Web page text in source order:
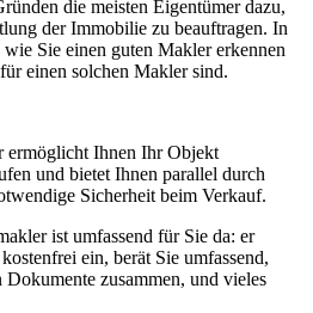
die meisten Eigentümer dazu,
der Immobilie zu beauftragen. In
Sie einen guten Makler erkennen
einen solchen Makler sind.
ermöglicht Ihnen Ihr Objekt
und bietet Ihnen parallel durch
Sicherheit beim Verkauf.
ist umfassend für Sie da: er
ein, berät Sie umfassend,
zusammen, und vieles